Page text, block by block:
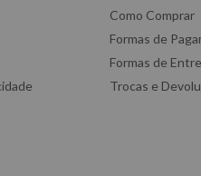
Como Comprar
Formas de
Formas de
Trocas e